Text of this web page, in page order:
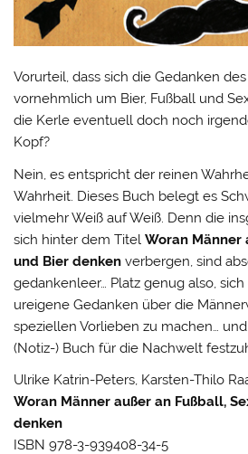
Vorurteil, dass sich die Gedanken
vornehmlich um Bier, Fußball und
die Kerle eventuell doch noch
Kopf?
Nein, es entspricht der reinen
Wahrheit. Dieses Buch belegt es
vielmehr Weiß auf Weiß. Denn die
sich hinter dem TitelWoran Männer
und Bier denken verbergen, sind
gedankenleer… Platz genug also, sich
ureigene Gedanken über die
speziellen Vorlieben zu machen…
(Notiz-) Buch für die Nachwelt
Ulrike Katrin-Peters, Karsten-Thilo
Woran Männer außer an Fußball,
denken
ISBN 978-3-939408-34-5